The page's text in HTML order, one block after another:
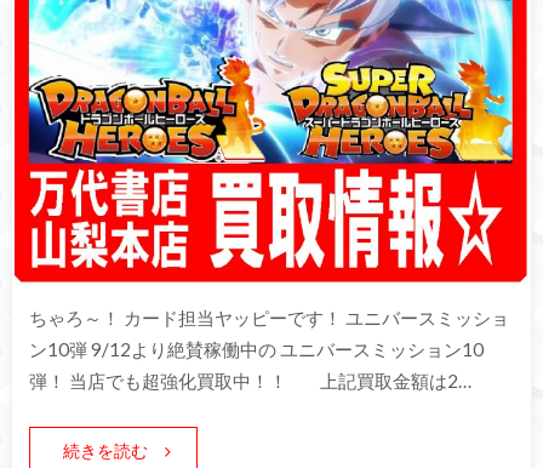
ちゃろ～！ カード担当ヤッピーです！ ユニバースミッショ
ン10弾 9/12より絶賛稼働中の ユニバースミッション10
弾！ 当店でも超強化買取中！！ 上記買取金額は2…
続きを読む